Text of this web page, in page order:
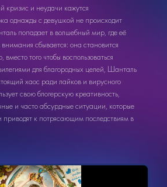
кризис и неудачи кажутся
однажды с девушкой не происходит
попадает в волшебный мир, где её
сбывается: она становится
того чтобы воспользоваться
для благородных целей, Шанталь
хаос ради лайков и вирусного
свою блогерскую креативность,
и часто абсурдные ситуации, которые
приводят к потрясающим последствиям в